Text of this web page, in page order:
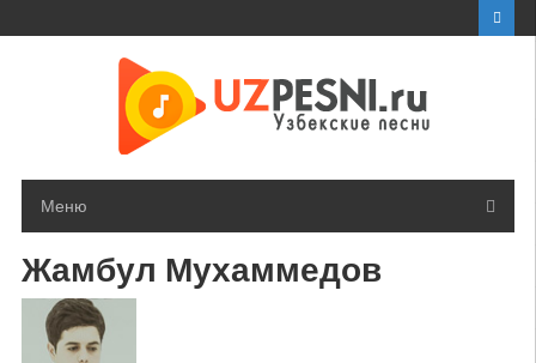
Меню
Жамбул Мухаммедов